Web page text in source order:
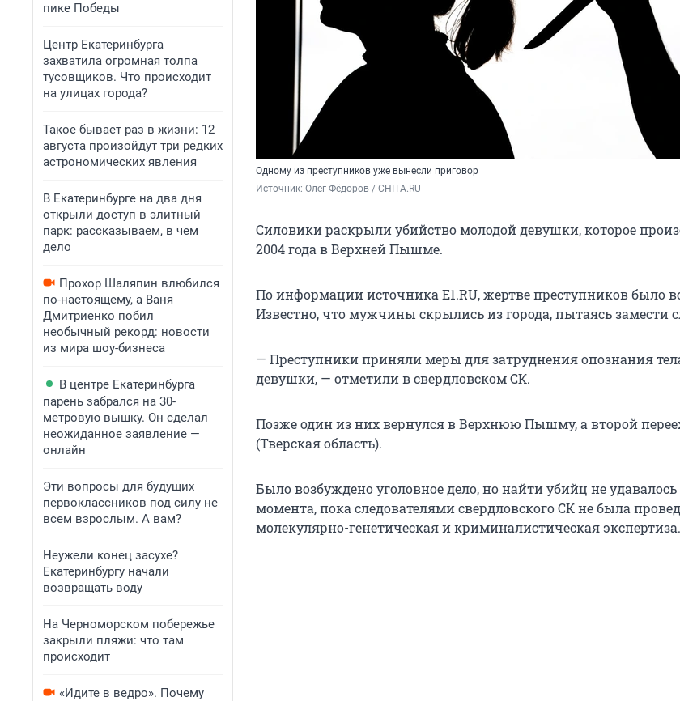
пике Победы
Центр Екатеринбурга
захватила огромная толпа
тусовщиков. Что происходит
на улицах города?
Такое бывает раз в жизни: 12
августа произойдут три редких
астрономических явления
В Екатеринбурге на два дня
открыли доступ в элитный
парк: рассказываем, в чем
дело
Прохор Шаляпин влюбился
по-настоящему, а Ваня
Дмитриенко побил
необычный рекорд: новости
из мира шоу-бизнеса
В центре Екатеринбурга
парень забрался на 30-
метровую вышку. Он сделал
неожиданное заявление —
онлайн
Эти вопросы для будущих
первоклассников под силу не
всем взрослым. А вам?
Неужели конец засухе?
Екатеринбургу начали
возвращать воду
На Черноморском побережье
закрыли пляжи: что там
происходит
«Идите в ведро». Почему
Одному из преступников уже вынесли приговор
Источник: Олег Фёдоров / CHITA.RU
Силовики раскрыли убийство молодой девушки, которое
2004 года в Верхней Пышме.
По информации источника E1.RU, жертве преступников было
Известно, что мужчины скрылись из города, пытаясь замести
— Преступники приняли меры для затруднения опознания
девушки, — отметили в свердловском СК.
Позже один из них вернулся в Верхнюю Пышму, а второй
(Тверская область).
Было возбуждено уголовное дело, но найти убийц не удавалось
момента, пока следователями свердловского СК не была
молекулярно-генетическая и криминалистическая экспертиза.